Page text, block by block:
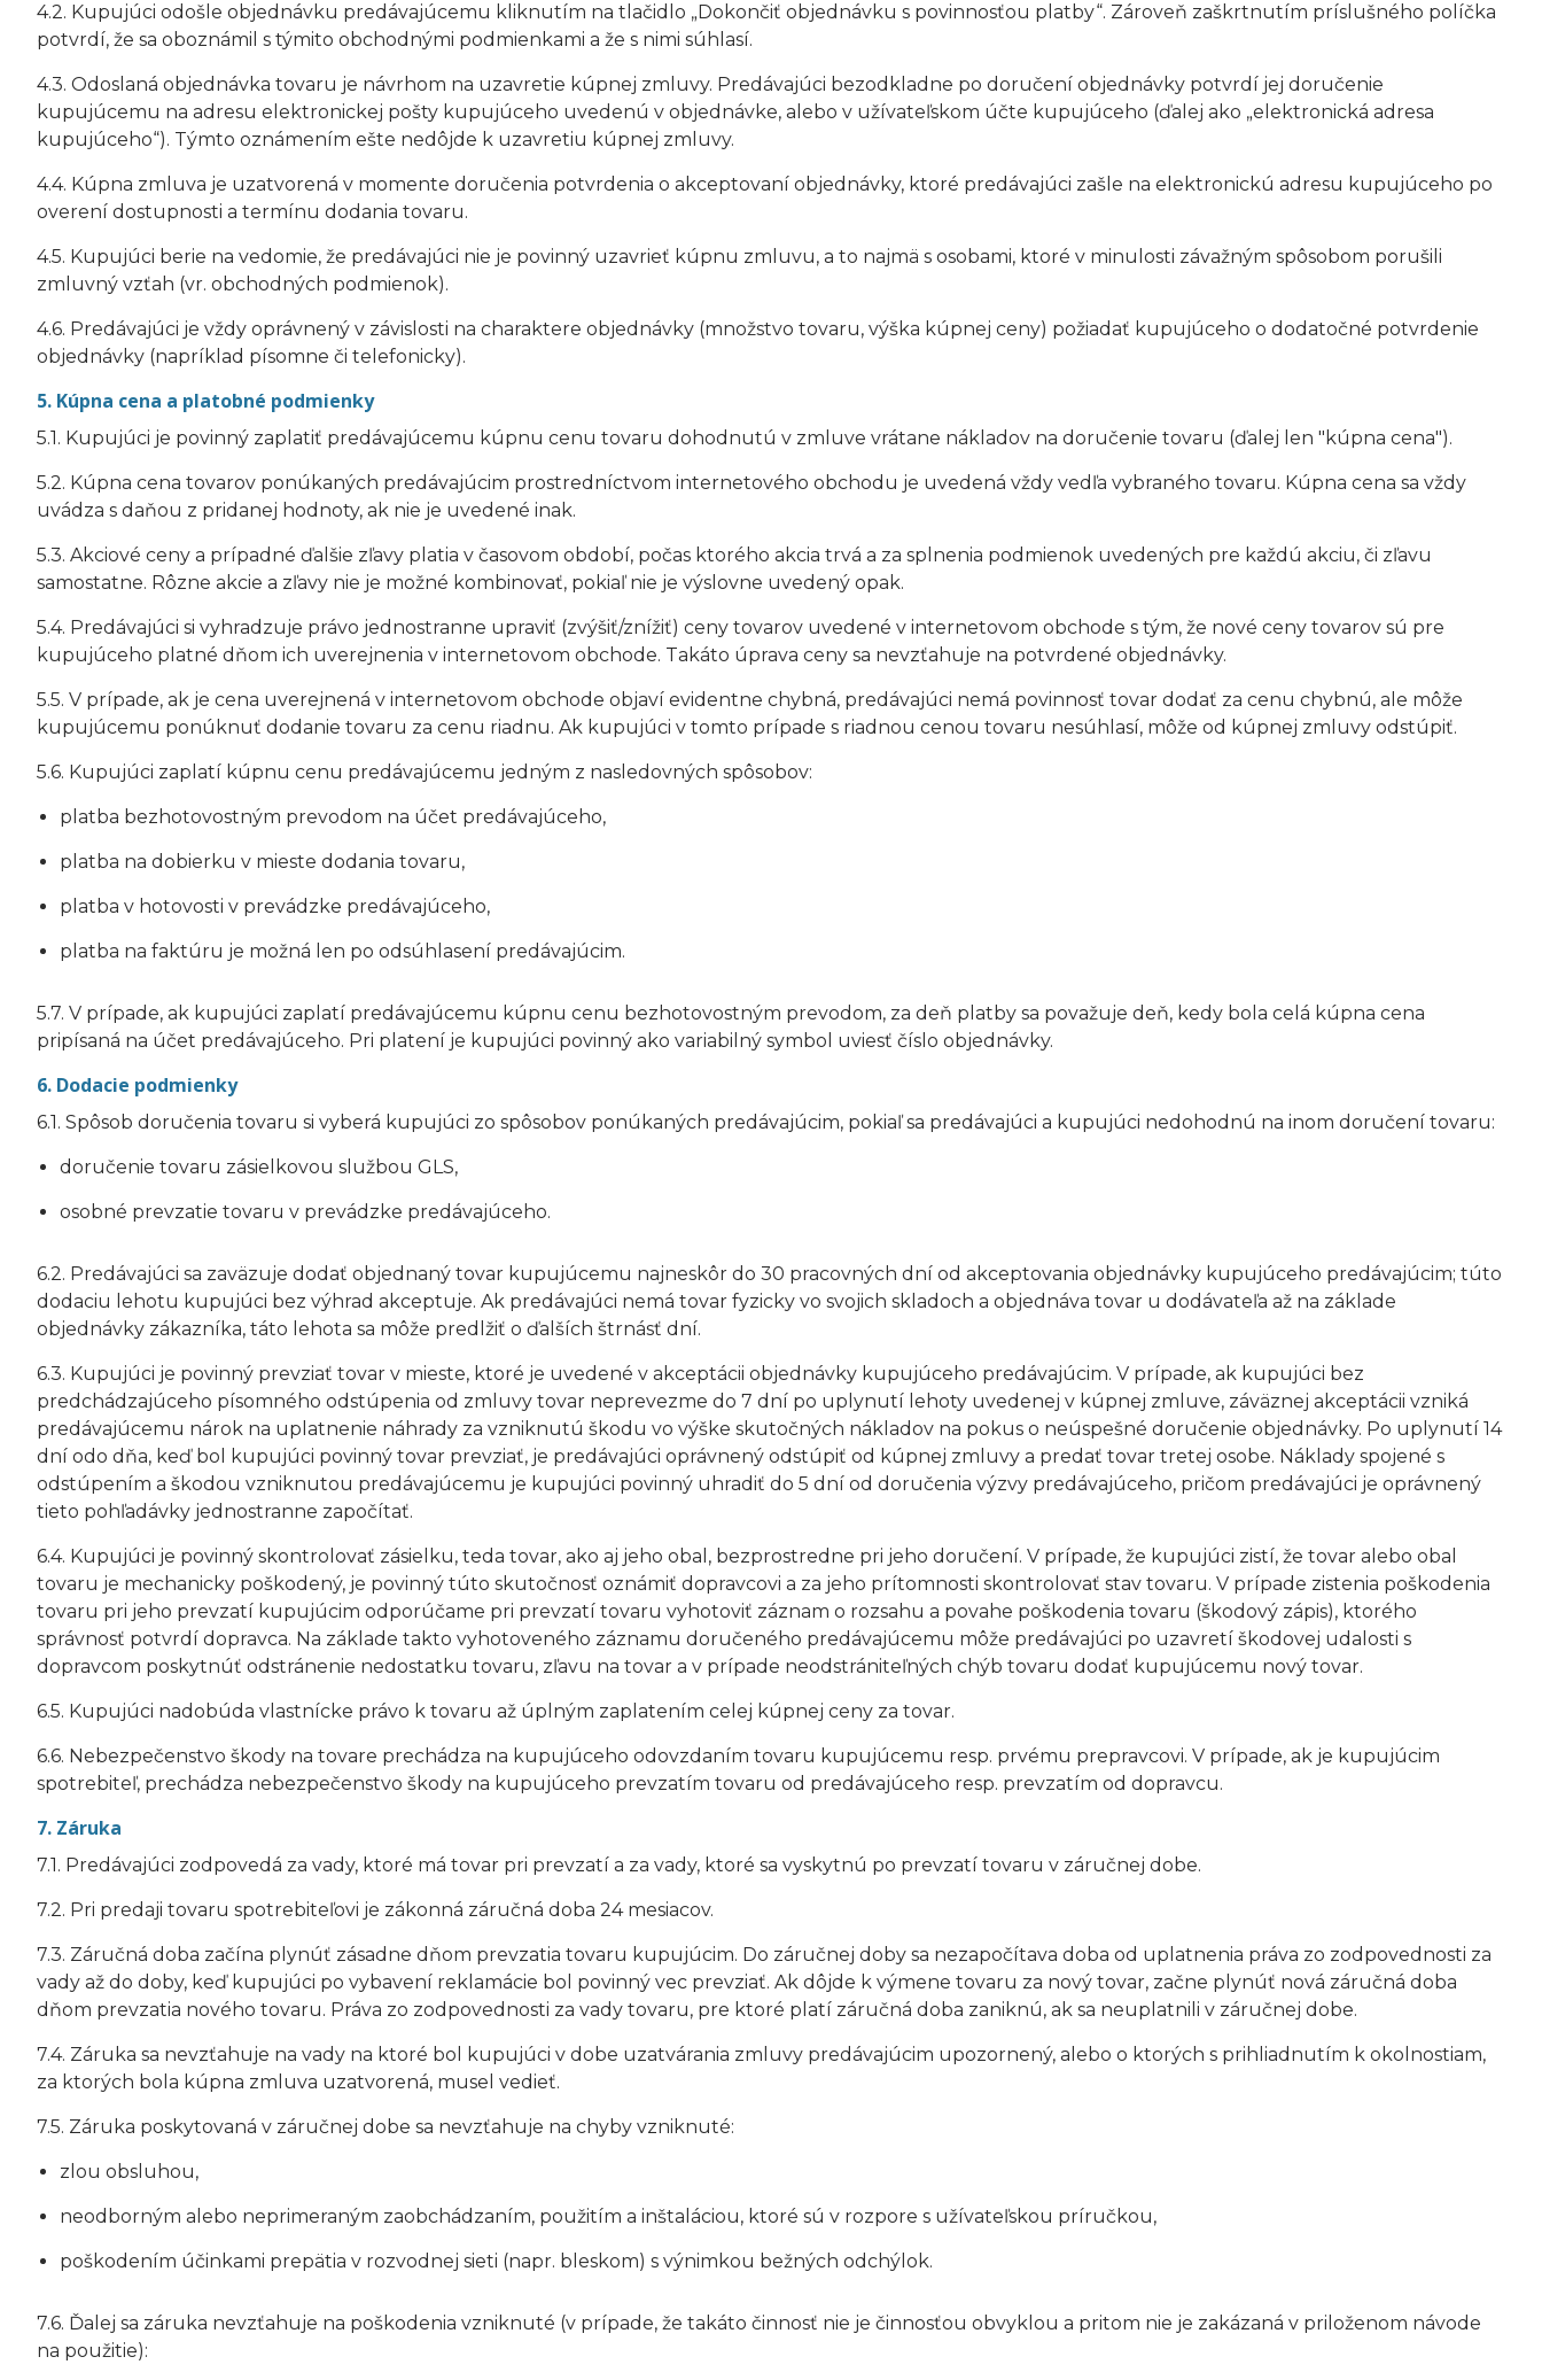
4.2. Kupujúci odošle objednávku predávajúcemu kliknutím na tlačidlo „Dokončiť objednávku s povinnosťou platby“. Zároveň zaškrtnutím príslušného políčka
potvrdí, že sa oboznámil s týmito obchodnými podmienkami a že s nimi súhlasí.
4.3. Odoslaná objednávka tovaru je návrhom na uzavretie kúpnej zmluvy. Predávajúci bezodkladne po doručení objednávky potvrdí jej doručenie
kupujúcemu na adresu elektronickej pošty kupujúceho uvedenú v objednávke, alebo v užívateľskom účte kupujúceho (ďalej ako „elektronická adresa
kupujúceho“). Týmto oznámením ešte nedôjde k uzavretiu kúpnej zmluvy.
4.4. Kúpna zmluva je uzatvorená v momente doručenia potvrdenia o akceptovaní objednávky, ktoré predávajúci zašle na elektronickú adresu kupujúceho po
overení dostupnosti a termínu dodania tovaru.
4.5. Kupujúci berie na vedomie, že predávajúci nie je povinný uzavrieť kúpnu zmluvu, a to najmä s osobami, ktoré v minulosti závažným spôsobom porušili
zmluvný vzťah (vr. obchodných podmienok).
4.6. Predávajúci je vždy oprávnený v závislosti na charaktere objednávky (množstvo tovaru, výška kúpnej ceny) požiadať kupujúceho o dodatočné potvrdenie
objednávky (napríklad písomne či telefonicky).
5. Kúpna cena a platobné podmienky
5.1. Kupujúci je povinný zaplatiť predávajúcemu kúpnu cenu tovaru dohodnutú v zmluve vrátane nákladov na doručenie tovaru (ďalej len "kúpna cena").
5.2. Kúpna cena tovarov ponúkaných predávajúcim prostredníctvom internetového obchodu je uvedená vždy vedľa vybraného tovaru. Kúpna cena sa vždy
uvádza s daňou z pridanej hodnoty, ak nie je uvedené inak.
5.3. Akciové ceny a prípadné ďalšie zľavy platia v časovom období, počas ktorého akcia trvá a za splnenia podmienok uvedených pre každú akciu, či zľavu
samostatne. Rôzne akcie a zľavy nie je možné kombinovať, pokiaľ nie je výslovne uvedený opak.
5.4. Predávajúci si vyhradzuje právo jednostranne upraviť (zvýšiť/znížiť) ceny tovarov uvedené v internetovom obchode s tým, že nové ceny tovarov sú pre
kupujúceho platné dňom ich uverejnenia v internetovom obchode. Takáto úprava ceny sa nevzťahuje na potvrdené objednávky.
5.5. V prípade, ak je cena uverejnená v internetovom obchode objaví evidentne chybná, predávajúci nemá povinnosť tovar dodať za cenu chybnú, ale môže
kupujúcemu ponúknuť dodanie tovaru za cenu riadnu. Ak kupujúci v tomto prípade s riadnou cenou tovaru nesúhlasí, môže od kúpnej zmluvy odstúpiť.
5.6. Kupujúci zaplatí kúpnu cenu predávajúcemu jedným z nasledovných spôsobov:
platba bezhotovostným prevodom na účet predávajúceho,
platba na dobierku v mieste dodania tovaru,
platba v hotovosti v prevádzke predávajúceho,
platba na faktúru je možná len po odsúhlasení predávajúcim.
5.7. V prípade, ak kupujúci zaplatí predávajúcemu kúpnu cenu bezhotovostným prevodom, za deň platby sa považuje deň, kedy bola celá kúpna cena
pripísaná na účet predávajúceho. Pri platení je kupujúci povinný ako variabilný symbol uviesť číslo objednávky.
6. Dodacie podmienky
6.1. Spôsob doručenia tovaru si vyberá kupujúci zo spôsobov ponúkaných predávajúcim, pokiaľ sa predávajúci a kupujúci nedohodnú na inom doručení tovaru:
doručenie tovaru zásielkovou službou GLS,
osobné prevzatie tovaru v prevádzke predávajúceho.
6.2. Predávajúci sa zaväzuje dodať objednaný tovar kupujúcemu najneskôr do 30 pracovných dní od akceptovania objednávky kupujúceho predávajúcim; túto
dodaciu lehotu kupujúci bez výhrad akceptuje. Ak predávajúci nemá tovar fyzicky vo svojich skladoch a objednáva tovar u dodávateľa až na základe
objednávky zákazníka, táto lehota sa môže predlžiť o ďalších štrnásť dní.
6.3. Kupujúci je povinný prevziať tovar v mieste, ktoré je uvedené v akceptácii objednávky kupujúceho predávajúcim. V prípade, ak kupujúci bez
predchádzajúceho písomného odstúpenia od zmluvy tovar neprevezme do 7 dní po uplynutí lehoty uvedenej v kúpnej zmluve, záväznej akceptácii vzniká
predávajúcemu nárok na uplatnenie náhrady za vzniknutú škodu vo výške skutočných nákladov na pokus o neúspešné doručenie objednávky. Po uplynutí 14
dní odo dňa, keď bol kupujúci povinný tovar prevziať, je predávajúci oprávnený odstúpiť od kúpnej zmluvy a predať tovar tretej osobe. Náklady spojené s
odstúpením a škodou vzniknutou predávajúcemu je kupujúci povinný uhradiť do 5 dní od doručenia výzvy predávajúceho, pričom predávajúci je oprávnený
tieto pohľadávky jednostranne započítať.
6.4. Kupujúci je povinný skontrolovať zásielku, teda tovar, ako aj jeho obal, bezprostredne pri jeho doručení. V prípade, že kupujúci zistí, že tovar alebo obal
tovaru je mechanicky poškodený, je povinný túto skutočnosť oznámiť dopravcovi a za jeho prítomnosti skontrolovať stav tovaru. V prípade zistenia poškodenia
tovaru pri jeho prevzatí kupujúcim odporúčame pri prevzatí tovaru vyhotoviť záznam o rozsahu a povahe poškodenia tovaru (škodový zápis), ktorého
správnosť potvrdí dopravca. Na základe takto vyhotoveného záznamu doručeného predávajúcemu môže predávajúci po uzavretí škodovej udalosti s
dopravcom poskytnúť odstránenie nedostatku tovaru, zľavu na tovar a v prípade neodstrániteľných chýb tovaru dodať kupujúcemu nový tovar.
6.5. Kupujúci nadobúda vlastnícke právo k tovaru až úplným zaplatením celej kúpnej ceny za tovar.
6.6. Nebezpečenstvo škody na tovare prechádza na kupujúceho odovzdaním tovaru kupujúcemu resp. prvému prepravcovi. V prípade, ak je kupujúcim
spotrebiteľ, prechádza nebezpečenstvo škody na kupujúceho prevzatím tovaru od predávajúceho resp. prevzatím od dopravcu.
7. Záruka
7.1. Predávajúci zodpovedá za vady, ktoré má tovar pri prevzatí a za vady, ktoré sa vyskytnú po prevzatí tovaru v záručnej dobe.
7.2. Pri predaji tovaru spotrebiteľovi je zákonná záručná doba 24 mesiacov.
7.3. Záručná doba začína plynúť zásadne dňom prevzatia tovaru kupujúcim. Do záručnej doby sa nezapočítava doba od uplatnenia práva zo zodpovednosti za
vady až do doby, keď kupujúci po vybavení reklamácie bol povinný vec prevziať. Ak dôjde k výmene tovaru za nový tovar, začne plynúť nová záručná doba
dňom prevzatia nového tovaru. Práva zo zodpovednosti za vady tovaru, pre ktoré platí záručná doba zaniknú, ak sa neuplatnili v záručnej dobe.
7.4. Záruka sa nevzťahuje na vady na ktoré bol kupujúci v dobe uzatvárania zmluvy predávajúcim upozornený, alebo o ktorých s prihliadnutím k okolnostiam,
za ktorých bola kúpna zmluva uzatvorená, musel vedieť.
7.5. Záruka poskytovaná v záručnej dobe sa nevzťahuje na chyby vzniknuté:
zlou obsluhou,
neodborným alebo neprimeraným zaobchádzaním, použitím a inštaláciou, ktoré sú v rozpore s užívateľskou príručkou,
poškodením účinkami prepätia v rozvodnej sieti (napr. bleskom) s výnimkou bežných odchýlok.
7.6. Ďalej sa záruka nevzťahuje na poškodenia vzniknuté (v prípade, že takáto činnosť nie je činnosťou obvyklou a pritom nie je zakázaná v priloženom návode
na použitie):